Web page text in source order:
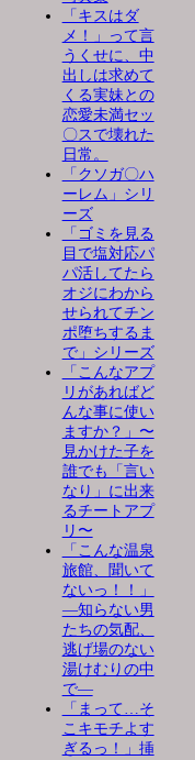
「キスはダ
メ！」って言
うくせに、中
出しは求めて
くる実妹との
恋愛未満セッ
〇スで壊れた
日常。
「クソガ〇ハ
ーレム」シリ
ーズ
「ゴミを見る
目で塩対応パ
パ活してたら
オジにわから
せられてチン
ポ堕ちするま
で」シリーズ
「こんなアプ
リがあればど
んな事に使い
ますか？」〜
見かけた子を
誰でも「言い
なり」に出来
るチートアプ
リ〜
「こんな温泉
旅館、聞いて
ないっ！！」
―知らない男
たちの気配、
逃げ場のない
湯けむりの中
で―
「まって…そ
こキモチよす
ぎるっ！」挿